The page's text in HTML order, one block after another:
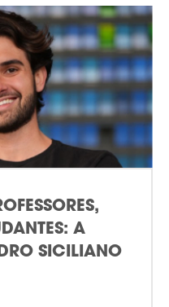
A
SICILIANO